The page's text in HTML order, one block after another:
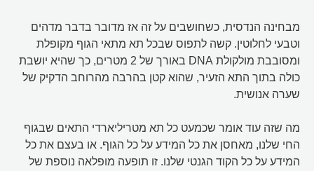
מבחינה הנדסית, כשחושבים על זה אז מדובר בדבר מדהים
וטבעי לחלוטין. קשה לתפוס שבכל תא מתאי הגוף מקופלת
ומסובבת מולקולת DNA באורך של 2 מטרים, כך שהיא יושבת
כולה בתוך התא הזעיר, שהוא קטן בהרבה מהרוחב הדקיק של
שערה אנושית.
מה שזה עוד אומר שכמעט כל תא מטריליארדי התאים שבגוף
החי שלנו, מאחסן את כל המידע על כל הגוף. או בעצם את כל
המידע על כל הקוד הגנטי שלנו. זו תופעה מופלאה נוספת של